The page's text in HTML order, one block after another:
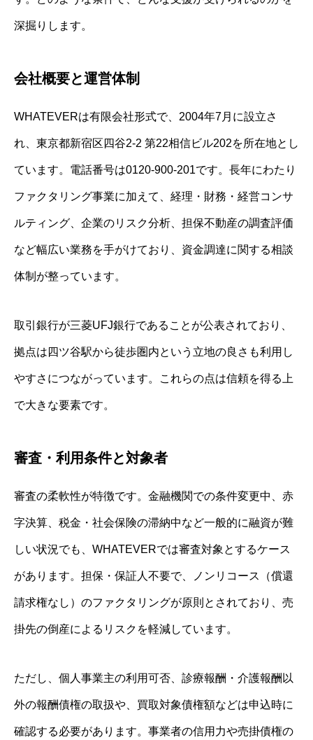
深掘りします。
会社概要と運営体制
WHATEVERは有限会社形式で、2004年7月に設立さ
れ、東京都新宿区四谷2‐2 第22相信ビル202を所在地とし
ています。電話番号は0120‐900-201です。長年にわたり
ファクタリング事業に加えて、経理・財務・経営コンサ
ルティング、企業のリスク分析、担保不動産の調査評価
など幅広い業務を手がけており、資金調達に関する相談
体制が整っています。
取引銀行が三菱UFJ銀行であることが公表されており、
拠点は四ツ谷駅から徒歩圏内という立地の良さも利用し
やすさにつながっています。これらの点は信頼を得る上
で大きな要素です。
審査・利用条件と対象者
審査の柔軟性が特徴です。金融機関での条件変更中、赤
字決算、税金・社会保険の滞納中など一般的に融資が難
しい状況でも、WHATEVERでは審査対象とするケース
があります。担保・保証人不要で、ノンリコース（償還
請求権なし）のファクタリングが原則とされており、売
掛先の倒産によるリスクを軽減しています。
ただし、個人事業主の利用可否、診療報酬・介護報酬以
外の報酬債権の取扱や、買取対象債権額などは申込時に
確認する必要があります。事業者の信用力や売掛債権の